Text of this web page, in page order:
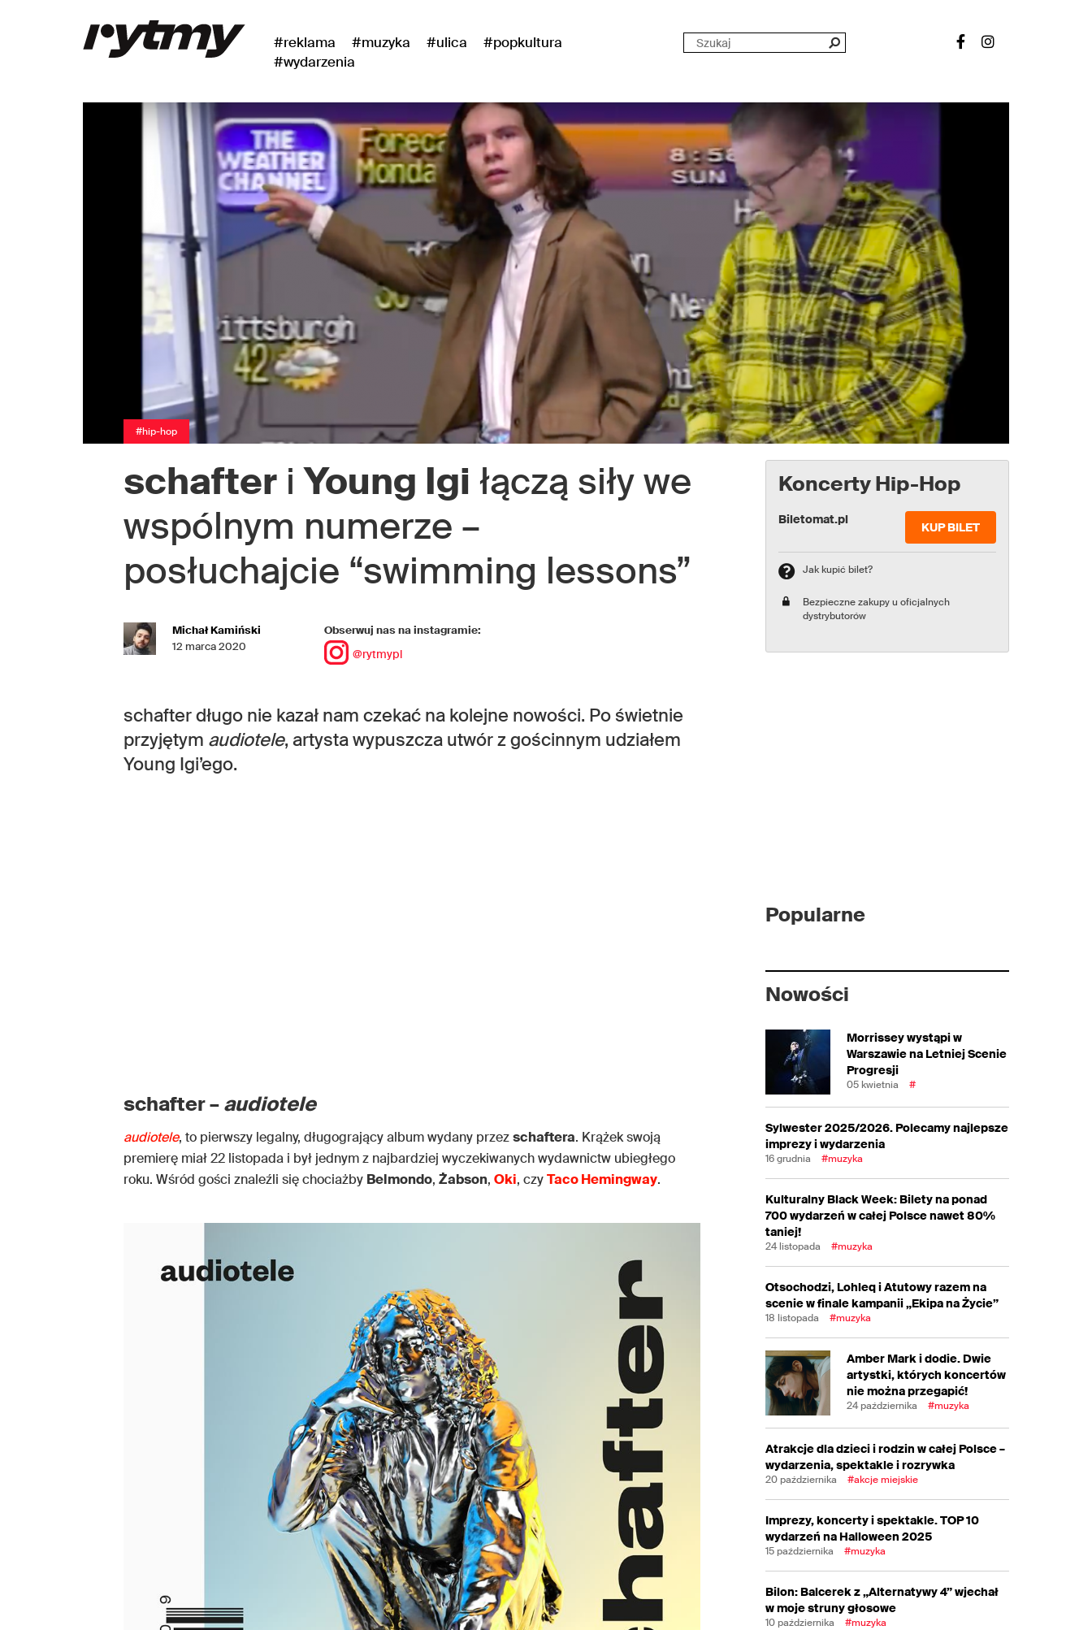
#reklama #muzyka #ulica
#popkultura
#wydarzenia
#hip-hop
schafter iYoung Igi łączą siły we
wspólnym numerze –
posłuchajcie “swimming lessons”
Michał Kamiński
12 marca 2020
Obserwuj nas na instagramie:
@rytmypl
schafter długo nie kazał nam czekać na kolejne nowości. Po świetnie
przyjętym audiotele, artysta wypuszcza utwór z gościnnym udziałem
Young Igi’ego.
schafter –audiotele
audiotele, to pierwszy legalny, długogrający album wydany przezschaftera. Krążek swoją
premierę miał 22 listopada i był jednym z najbardziej wyczekiwanych wydawnictw ubiegłego
roku. Wśród gości znaleźli się chociażby Belmondo, Żabson, Oki, czyTaco Hemingway.
Koncerty Hip-Hop
Biletomat.pl
KUP BILET
Jak kupić bilet?
Bezpieczne zakupy u oficjalnych
dystrybutorów
Popularne
Nowości
Morrissey wystąpi w
Warszawie na Letniej Scenie
Progresji
05 kwietnia #
Sylwester 2025/2026. Polecamy najlepsze
imprezy i wydarzenia
16 grudnia #muzyka
Kulturalny Black Week: Bilety na ponad
700 wydarzeń w całej Polsce nawet 80%
taniej!
24 listopada #muzyka
Otsochodzi, Lohleq i Atutowy razem na
scenie w finale kampanii „Ekipa na Życie”
18 listopada #muzyka
Amber Mark i dodie. Dwie
artystki, których koncertów
nie można przegapić!
24 października #muzyka
Atrakcje dla dzieci i rodzin w całej Polsce –
wydarzenia, spektakle i rozrywka
20 października #akcje miejskie
Imprezy, koncerty i spektakle. TOP 10
wydarzeń na Halloween 2025
15 października #muzyka
Bilon: Balcerek z „Alternatywy 4” wjechał
w moje struny głosowe
10 października #muzyka